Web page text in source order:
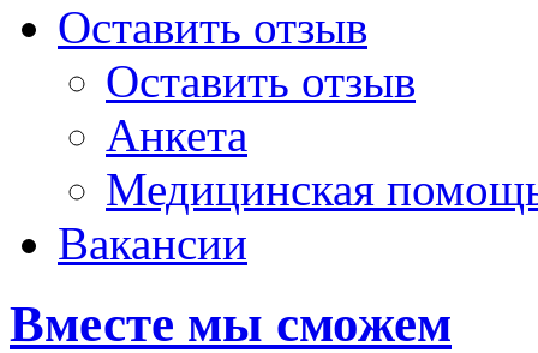
Оставить отзыв
Оставить отзыв
Анкета
Медицинская
Вакансии
Вместе мы сможем